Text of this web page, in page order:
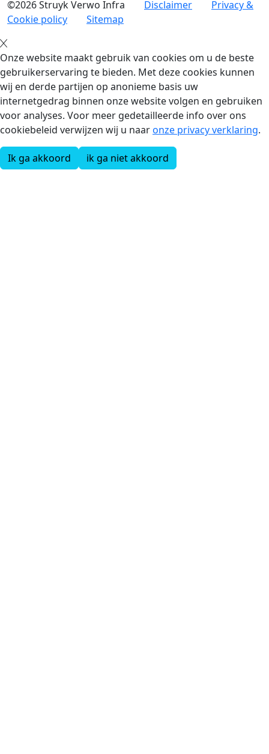
©2026 Struyk Verwo Infra Disclaimer
Privacy &
Cookie policy
Sitemap
Onze website maakt gebruik van cookies om u de beste
gebruikerservaring te bieden. Met deze cookies kunnen
wij en derde partijen op anonieme basis uw
internetgedrag binnen onze website volgen en gebruiken
voor analyses. Voor meer gedetailleerde info over ons
cookiebeleid verwijzen wij u naaronze privacy verklaring.
Ik ga akkoord ik ga niet akkoord